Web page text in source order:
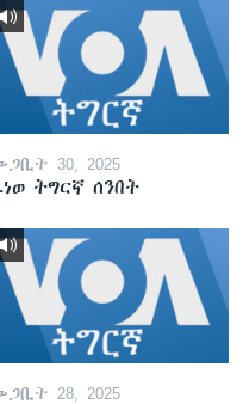
30, 2025
ትግርኛ ሰንበት
28, 2025